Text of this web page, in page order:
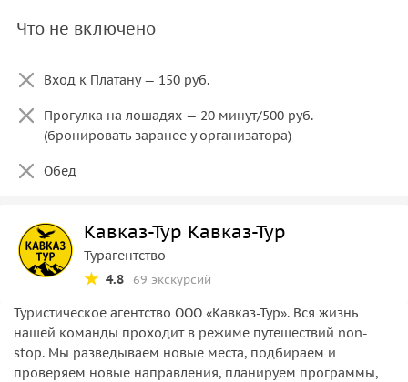
Что не включено
Вход к Платану — 150 руб.
Прогулка на лошадях — 20 минут/500 руб.
(бронировать заранее у организатора)
Обед
Кавказ-Тур Кавказ-Тур
Турагентство
4.8
69 экскурсий
Туристическое агентство ООО «Кавказ-Тур». Вся жизнь
нашей команды проходит в режиме путешествий non-
stop. Мы разведываем новые места, подбираем и
проверяем новые направления, планируем программы,